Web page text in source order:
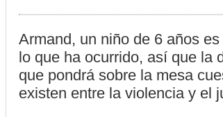
Armand, un niño de 6 años
lo que ha ocurrido, así que la
que pondrá sobre la mesa
existen entre la violencia y el